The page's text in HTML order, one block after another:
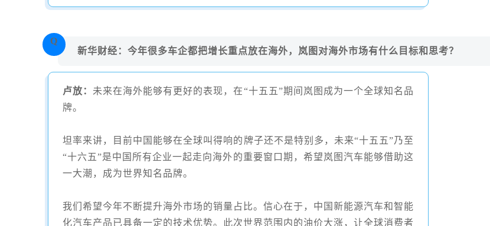
Q
新华财经：今年很多车企都把增长重点放在海外，岚图对海外市场有什么目标和思考？
卢放： 未来在海外能够有更好的表现，在“十五五”期间岚图成为一个全球知名品
牌。
坦率来讲，目前中国能够在全球叫得响的牌子还不是特别多，未来“十五五”乃至
“十六五”是中国所有企业一起走向海外的重要窗口期，希望岚图汽车能够借助这
一大潮，成为世界知名品牌。
我们希望今年不断提升海外市场的销量占比。信心在于，中国新能源汽车和智能
化汽车产品已具备一定的技术优势。此次世界范围内的油价大涨，让全球消费者